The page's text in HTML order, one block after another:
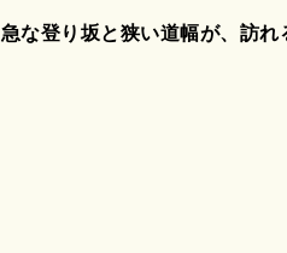
急な登り坂と狭い道幅が、訪れ